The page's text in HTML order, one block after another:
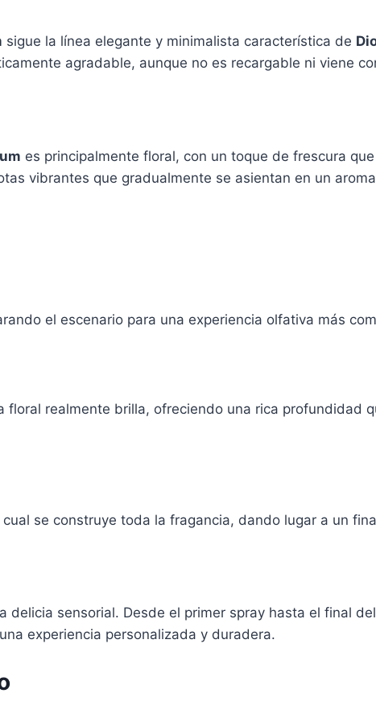
sigue la línea elegante y minimalista característica de
agradable, aunque no es recargable ni viene
es principalmente floral, con un toque de frescura
vibrantes que gradualmente se asientan en un
el escenario para una experiencia olfativa más
realmente brilla, ofreciendo una rica profundidad
se construye toda la fragancia, dando lugar a un
delicia sensorial. Desde el primer spray hasta el final
experiencia personalizada y duradera.